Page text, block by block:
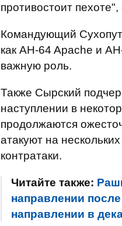
противостоит пехоте",
Командующий
как AH-64 Apache и
важную роль.
Также Сырский
наступлении в
продолжаются
атакуют на
контратаки.
Читайте также:
направлении
направлении в